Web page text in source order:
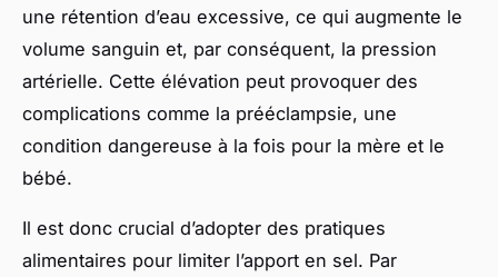
une rétention d’eau excessive, ce qui augmente le
volume sanguin et, par conséquent, la pression
artérielle. Cette élévation peut provoquer des
complications comme la prééclampsie, une
condition dangereuse à la fois pour la mère et le
bébé.
Il est donc crucial d’adopter des pratiques
alimentaires pour limiter l’apport en sel. Par